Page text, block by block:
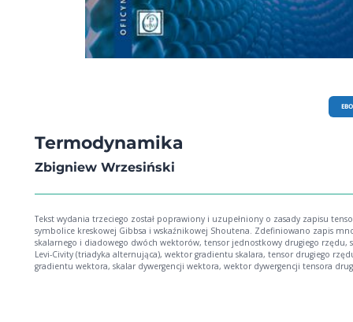
Termodynamika
Zbigniew Wrzesiński
Tekst wydania trzeciego został poprawiony i uzupełniony o zasady zapisu
symbolice kreskowej Gibbsa i wskaźnikowej Shoutena. Zdefiniowano zapis
skalarnego i diadowego dwóch wektorów, tensor jednostkowy drugiego rzędu,
Levi-Civity (triadyka alternująca), wektor gradientu skalara, tensor drugiego
gradientu wektora, skalar dywergencji wektora, wektor dywergencji tensora